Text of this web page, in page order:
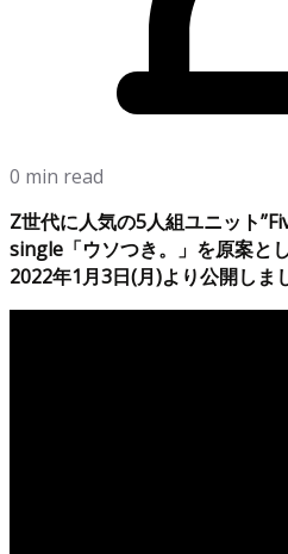
0 min read
Z世代に人気の5人組ユニット
single「ウソつき。」を原案と
2022年1月3日(月)より公開しま